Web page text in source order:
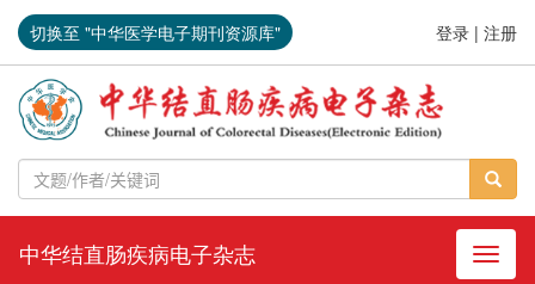
切换至 "中华医学电子期刊资源库" 登录 | 注册
导航
中华结直肠疾病电子杂志